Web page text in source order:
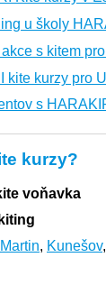
kurzy?
voňavka
Martin, Kunešov,